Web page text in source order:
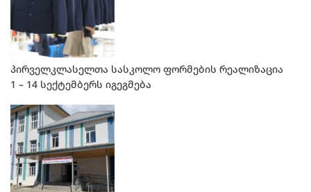
პირველკლასელთა სასკოლო ფორმების რეალიზაცია
1 – 14 სექტემბერს იგეგმება